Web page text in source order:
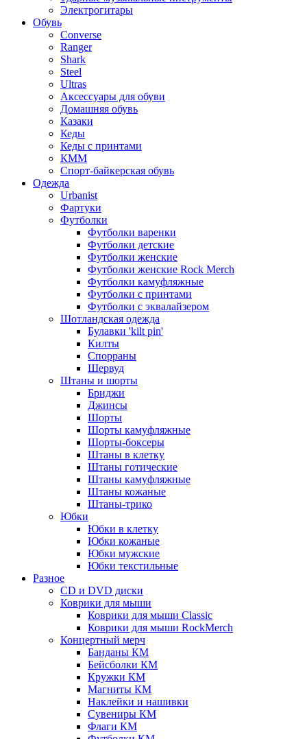
Электрогитары
Обувь
Converse
Ranger
Shark
Steel
Ultras
Аксессуары для обуви
Домашняя обувь
Казаки
Кеды
Кеды с принтами
КММ
Спорт-байкерская обувь
Одежда
Urbanist
Фартуки
Футболки
Футболки варенки
Футболки детские
Футболки женские
Футболки женские Rock Merch
Футболки камуфляжные
Футболки с принтами
Футболки с эквалайзером
Шотландская одежда
Булавки 'kilt pin'
Килты
Спорраны
Шервуд
Штаны и шорты
Бриджи
Джинсы
Шорты
Шорты камуфляжные
Шорты-боксеры
Штаны в клетку
Штаны готические
Штаны камуфляжные
Штаны кожаные
Штаны-трико
Юбки
Юбки в клетку
Юбки кожаные
Юбки мужские
Юбки текстильные
Разное
CD и DVD диски
Коврики для мыши
Коврики для мыши Classic
Коврики для мыши RockMerch
Концертный мерч
Банданы КМ
Бейсболки КМ
Кружки КМ
Магниты КМ
Наклейки и нашивки
Сувениры КМ
Флаги КМ